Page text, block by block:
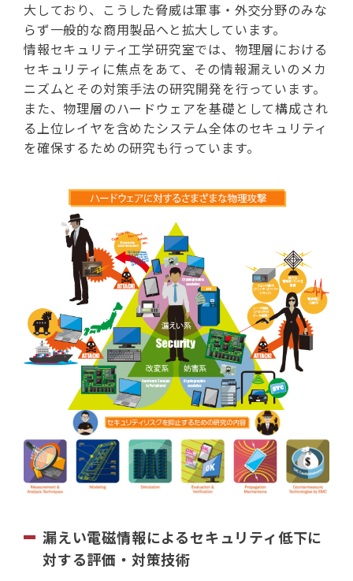
大しており、こうした脅威は軍事・外交分野のみな
らず一般的な商用製品へと拡大しています。
情報セキュリティ工学研究室では、物理層における
セキュリティに焦点をあて、その情報漏えいのメカ
ニズムとその対策手法の研究開発を行っています。
また、物理層のハードウェアを基礎として構成され
る上位レイヤを含めたシステム全体のセキュリティ
を確保するための研究も行っています。
漏えい電磁情報によるセキュリティ低下に
対する評価・対策技術